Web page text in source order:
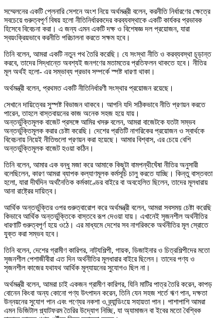
সম্মেলনের একটি প্লেনারি সেশনে অংশ নিয়ে অর্থমন্ত্রী বলেন, করনীতি নির্ধারণের ক্ষেত্রে
সবচেয়ে গুরুত্বপূর্ণ বিষয় হলো নীতিনির্ধারকদের করব্যবস্থাকে একটি কার্যকর প্রভাবক
হিসেবে বিবেচনা করা। এ জন্য এমন একটি দক্ষ ও বিশেষজ্ঞ দল প্রয়োজন, যারা
স্বয়ংক্রিয়ভাবে করনীতি পরিচালনা করতে সক্ষম হবে।
তিনি বলেন, আমরা একটি নতুন পথ তৈরি করেছি। যে সংস্থা নীতি ও করব্যবস্থা চূড়ান্ত
করবে, তাদের সিদ্ধান্তে অবশ্যই জনগণের মতামতের প্রতিফলন থাকতে হবে। নীতির
মূল অর্থই হলো- এর সম্ভাব্য প্রভাব সম্পর্কে স্পষ্ট ধারণা থাকা।
অর্থমন্ত্রী বলেন, প্রথমত একটি নীতিনির্ধারণী সংস্থার প্রয়োজন রয়েছে।
সেখানে দায়িত্বের সুস্পষ্ট বিভাজন থাকবে। আপনি যদি সঠিকভাবে নীতি প্রণয়ন করতে
পারেন, তাহলে বাস্তবায়নের কাজ অনেক সহজ হয়ে যায়।
অন্তর্ভুক্তিমূলক বাজেট প্রসঙ্গে আমির খসরু বলেন, আমরা বাজেটকে যতটা সম্ভব
অন্তর্ভুক্তিমূলক করার চেষ্টা করেছি। দেশের প্রতিটি নাগরিকের প্রয়োজন ও স্বার্থকে
বিবেচনায় নিয়েই নীতিগুলো প্রণয়ন করা হয়েছে। আমার বিশ্বাস, এর চেয়ে বেশি
অন্তর্ভুক্তিমূলক বাজেট হওয়া কঠিন।
তিনি বলেন, আমার এক বন্ধু মজা করে আমাকে কিছুটা বামপন্থীঘেঁষা নীতির অনুসারী
বলেছিলেন, কারণ আমরা ব্যাপক কল্যাণমূলক কর্মসূচি চালু করতে যাচ্ছি। কিন্তু বাস্তবতা
হলো, যারা দীর্ঘদিন অর্থনৈতিক কর্মকাণ্ডের বাইরে বা অবহেলিত ছিলেন, তাদের মূলধারায়
আনা রাষ্ট্রের দায়িত্ব।
আর্থিক অন্তর্ভুক্তির ওপর গুরুত্বারোপ করে অর্থমন্ত্রী বলেন, আমরা সবসময় চেষ্টা করেছি
কিভাবে আর্থিক অন্তর্ভুক্তিকে বাস্তবে রূপ দেওয়া যায়। এখানেই সৃজনশীল অর্থনীতির
ধারণাটি গুরুত্বপূর্ণ হয়ে ওঠে। এর মাধ্যমে দেশের সব নাগরিককে অর্থনীতির মূল স্রোতে
যুক্ত করা সম্ভব হবে।
তিনি বলেন, দেশের গ্রামীণ কারিগর, নাট্যশিল্পী, গায়ক, ডিজাইনার ও চিত্রশিল্পীদের মতো
সৃজনশীল পেশাজীবীরা এত দিন অর্থনীতির মূলধারার বাইরে ছিলেন। তাদের পণ্য ও
সৃজনশীল কাজের যথাযথ আর্থিক মূল্যায়নের সুযোগও ছিল না।
অর্থমন্ত্রী বলেন, আমরা চাই একজন গ্রামীণ কারিগর, যিনি মাটির পাত্র তৈরি করেন, কাপড়
বোনেন কিংবা অন্য কোনো পণ্য উৎপাদন করেন, তিনি যেন সহজ শর্তে ঋণ পান, দক্ষতা
উন্নয়নের সুযোগ পান এবং পণ্যের নকশা ও ব্র্যান্ডিংয়ে সহায়তা পান। পাশাপাশি আমরা
এমন ডিজিটাল প্ল্যাটফরম তৈরির উদ্যোগ নিচ্ছি, যা অ্যামাজন বা ইবের মতো বৈশ্বিক